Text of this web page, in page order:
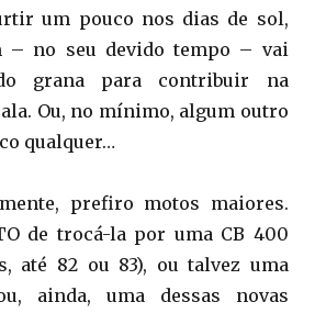
um pouco nos dias de sol,
– no seu devido tempo – vai
grana para contribuir na
Ou, no mínimo, algum outro
qualquer…
prefiro motos maiores.
de trocá-la por uma CB 400
até 82 ou 83), ou talvez uma
ainda, uma dessas novas